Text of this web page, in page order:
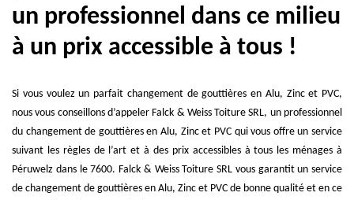
un professionnel dans ce milieu
à un prix accessible à tous !
Si vous voulez un parfait changement de gouttières en Alu, Zinc et PVC,
nous vous conseillons d’appeler Falck & Weiss Toiture SRL, un professionnel
du changement de gouttières en Alu, Zinc et PVC qui vous offre un service
suivant les règles de l’art et à des prix accessibles à tous les ménages à
Péruwelz dans le 7600. Falck & Weiss Toiture SRL vous garantit un service
de changement de gouttières en Alu, Zinc et PVC de bonne qualité et en ce